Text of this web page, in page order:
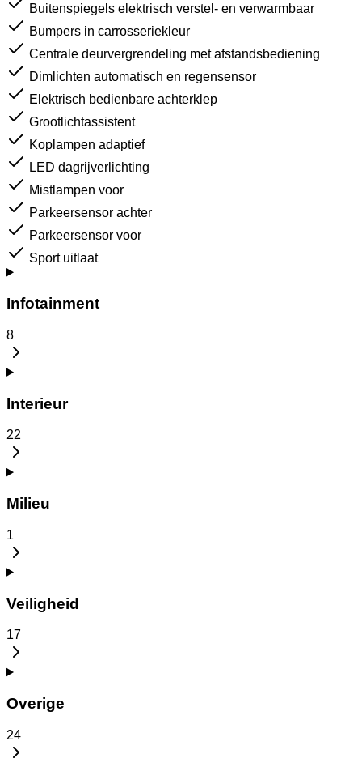
Buitenspiegels elektrisch verstel- en verwarmbaar
Bumpers in carrosseriekleur
Centrale deurvergrendeling met afstandsbediening
Dimlichten automatisch en regensensor
Elektrisch bedienbare achterklep
Grootlichtassistent
Koplampen adaptief
LED dagrijverlichting
Mistlampen voor
Parkeersensor achter
Parkeersensor voor
Sport uitlaat
Infotainment
8
Interieur
22
Milieu
1
Veiligheid
17
Overige
24